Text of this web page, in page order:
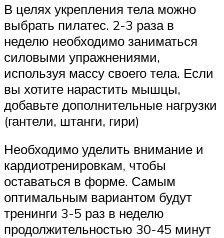
В целях укрепления тела можно
выбрать пилатес. 2-3 раза в
неделю необходимо заниматься
силовыми упражнениями,
используя массу своего тела. Если
вы хотите нарастить мышцы,
добавьте дополнительные нагрузки
(гантели, штанги, гири)
Необходимо уделить внимание и
кардиотренировкам, чтобы
оставаться в форме. Самым
оптимальным вариантом будут
тренинги 3-5 раз в неделю
продолжительностью 30-45 минут